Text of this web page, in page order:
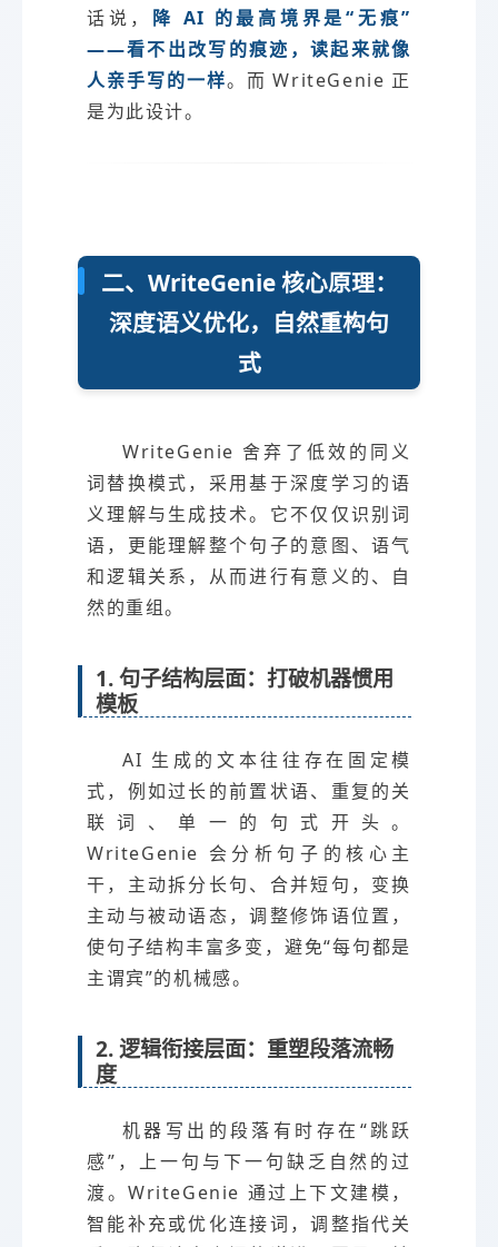
话说， 降 AI 的最高境界是“无痕”
——看不出改写的痕迹，读起来就像
人亲手写的一样。而 WriteGenie 正
是为此设计。
二、WriteGenie 核心原理：
深度语义优化，自然重构句
式
WriteGenie 舍弃了低效的同义
词替换模式，采用基于深度学习的语
义理解与生成技术。它不仅仅识别词
语，更能理解整个句子的意图、语气
和逻辑关系，从而进行有意义的、自
然的重组。
1. 句子结构层面：打破机器惯用
模板
AI 生成的文本往往存在固定模
式，例如过长的前置状语、重复的关
联词、单一的句式开头。
WriteGenie 会分析句子的核心主
干，主动拆分长句、合并短句，变换
主动与被动语态，调整修饰语位置，
使句子结构丰富多变，避免“每句都是
主谓宾”的机械感。
2. 逻辑衔接层面：重塑段落流畅
度
机器写出的段落有时存在“跳跃
感”，上一句与下一句缺乏自然的过
渡。WriteGenie 通过上下文建模，
智能补充或优化连接词，调整指代关